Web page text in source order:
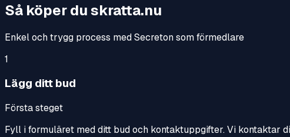
Så köper duskratta.nu
Enkel och trygg process med Secreton som förmedlare
1
Lägg ditt bud
Första steget
Fyll i formuläret med ditt bud och kontaktuppgifter. Vi kontaktar